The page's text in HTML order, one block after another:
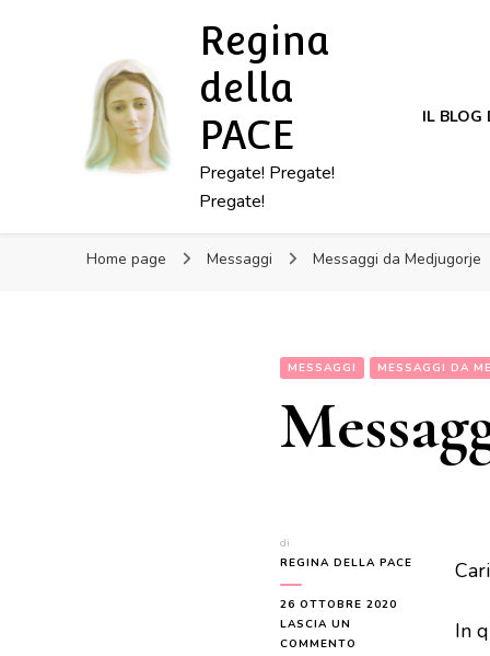
Regina
della
PACE
Pregate! Pregate!
Pregate!
IL BLOG
Home page Messaggi Messaggi da Medjugorje
MESSAGGI MESSAGGI DA
di
REGINA DELLA PACE
26 OTTOBRE 2020
LASCIA UN
COMMENTO
In